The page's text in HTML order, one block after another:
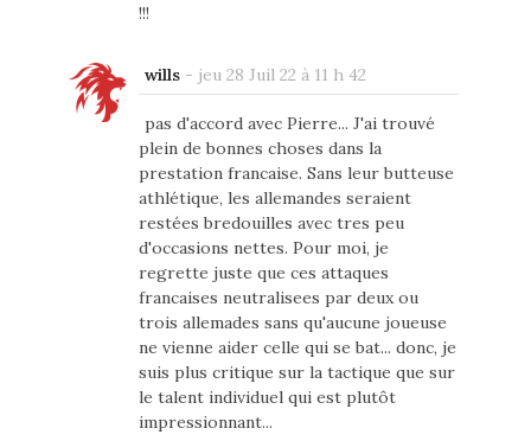
!!!
wills- jeu 28 Juil 22 à 11 h 42
pas d'accord avec Pierre... J'ai trouvé
plein de bonnes choses dans la
prestation francaise. Sans leur butteuse
athlétique, les allemandes seraient
restées bredouilles avec tres peu
d'occasions nettes. Pour moi, je
regrette juste que ces attaques
francaises neutralisees par deux ou
trois allemades sans qu'aucune joueuse
ne vienne aider celle qui se bat... donc, je
suis plus critique sur la tactique que sur
le talent individuel qui est plutôt
impressionnant...